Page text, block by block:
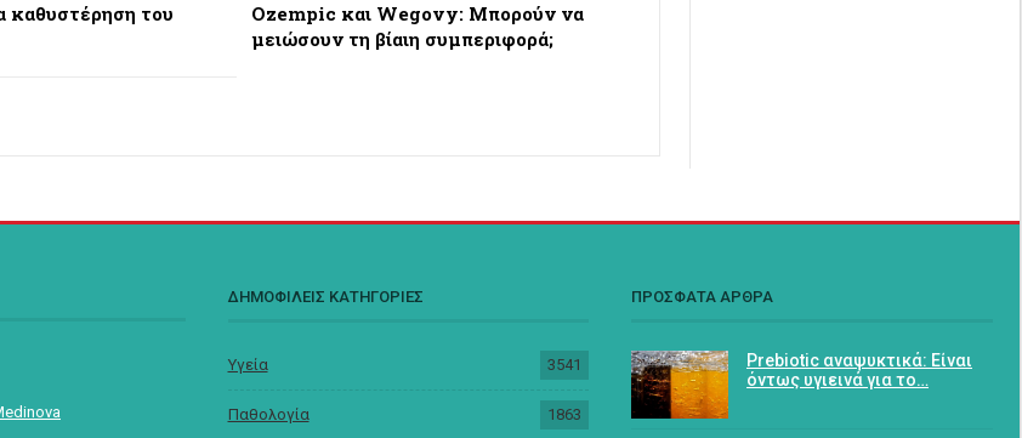
καθυστέρηση του
Ozempic και Wegovy: Μπορούν να
μειώσουν τη βίαιη συμπεριφορά;
ΔΗΜΟΦΙΛΕΙΣ ΚΑΤΗΓΟΡΙΕΣ
Υγεία 3541
Παθολογία 1863
ΠΡΟΣΦΑΤΑ ΑΡΘΡΑ
Prebiotic αναψυκτικά: Είναι
όντως υγιεινά για το…